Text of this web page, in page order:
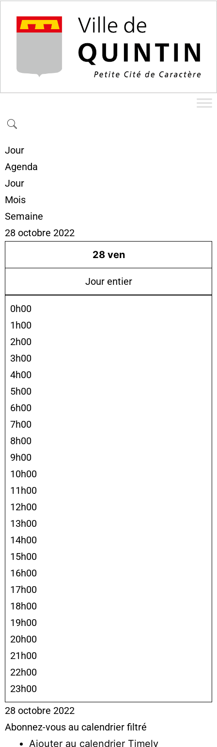
Jour
Agenda
Jour
Mois
Semaine
28 octobre 2022
28 ven
Jour entier
0h00
1h00
2h00
3h00
4h00
5h00
6h00
7h00
8h00
9h00
10h00
11h00
12h00
13h00
14h00
15h00
16h00
17h00
18h00
19h00
20h00
21h00
22h00
23h00
28 octobre 2022
Abonnez-vous au calendrier filtré
Ajouter au calendrier Timely